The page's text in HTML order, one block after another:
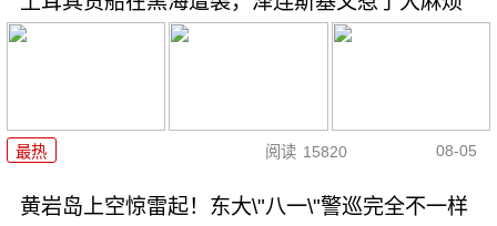
最热 阅读 15820 08-05
黄岩岛上空惊雷起！东大\"八一\"警巡完全不一样